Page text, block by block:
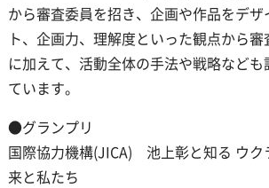
から審査委員を招き、企画や作品をデザ
ト、企画力、理解度といった観点から
に加えて、活動全体の手法や戦略など
ています。
●グランプリ
国際協力機構(JICA) 池上彰と知る ウク
来と私たち